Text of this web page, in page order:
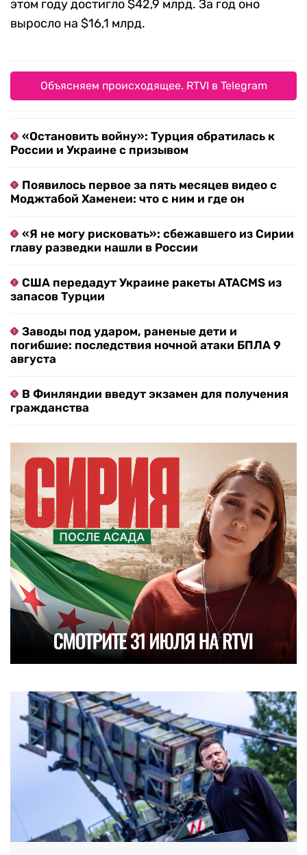
этом году достигло $42,9 млрд. За год оно
выросло на $16,1 млрд.
Объясняем происходящее. RTVI в Telegram
«Остановить войну»: Турция обратилась к
России и Украине с призывом
Появилось первое за пять месяцев видео с
Моджтабой Хаменеи: что с ним и где он
«Я не могу рисковать»: сбежавшего из Сирии
главу разведки нашли в России
США передадут Украине ракеты ATACMS из
запасов Турции
Заводы под ударом, раненые дети и
погибшие: последствия ночной атаки БПЛА 9
августа
В Финляндии введут экзамен для получения
гражданства